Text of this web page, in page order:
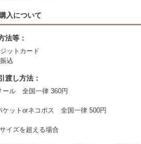
入について
法等：
ットカード
込
渡し方法：
ール 全国一律 360円
ケットorネコポス 全国一律 500円
イズを超える場合